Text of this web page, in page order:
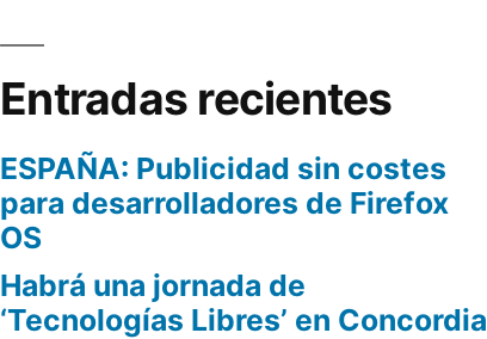
Entradas recientes
ESPAÑA: Publicidad sin costes
para desarrolladores de Firefox
OS
Habrá una jornada de
‘Tecnologías Libres’ en Concordia